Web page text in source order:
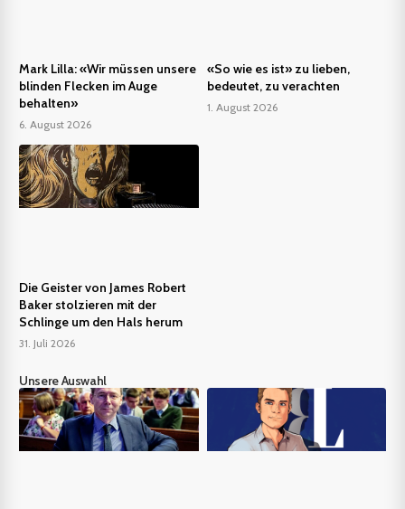
Mark Lilla: «Wir müssen unsere
blinden Flecken im Auge
behalten»
6. August 2026
«So wie es ist» zu lieben,
bedeutet, zu verachten
1. August 2026
Die Geister von James Robert
Baker stolzieren mit der
Schlinge um den Hals herum
31. Juli 2026
Unsere Auswahl